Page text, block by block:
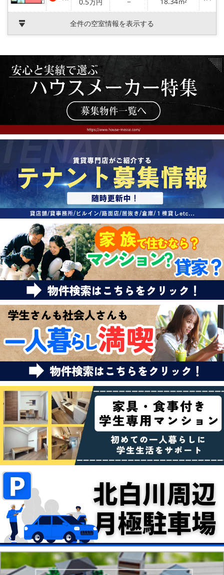
店舗情報·アクセス
会社概要
メールでお問い合わせ
登
録
万円 m²
気
に
登
全件の空室情報を表示する